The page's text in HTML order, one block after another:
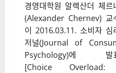
경영대학원 알렉산더 체르
(Alexander Chernev) 교
이 2016.03.11. 소비자 심
저널(Journal of
Psychology)에 발
[Choice